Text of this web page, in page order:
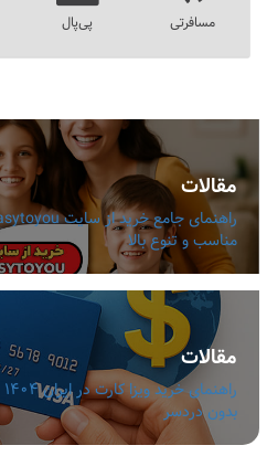
مسافرتی پی‌پال
مقالات
مناسب و تنوع بالا
مقالات
بدون دردسر